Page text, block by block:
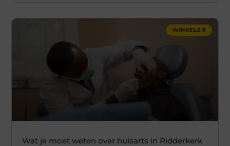
WINKELEN
Wat je moet weten over huisarts in Ridderkerk